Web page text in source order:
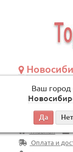
Ваш
по будням, с 09:00
Везде
Главная
Оплата и